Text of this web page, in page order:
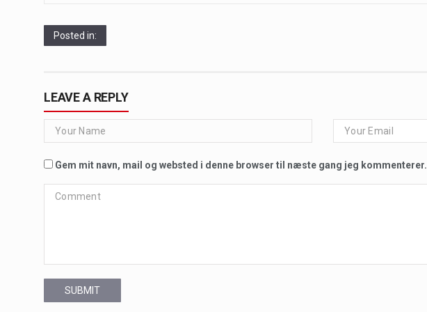
Posted in:
LEAVE A REPLY
Gem mit navn, mail og websted i denne browser til næste gang jeg kommenterer.
SUBMIT